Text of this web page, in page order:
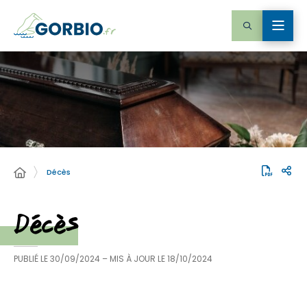
Décès
Décès
PUBLIÉ LE30/09/2024 – MIS À JOUR LE18/10/2024